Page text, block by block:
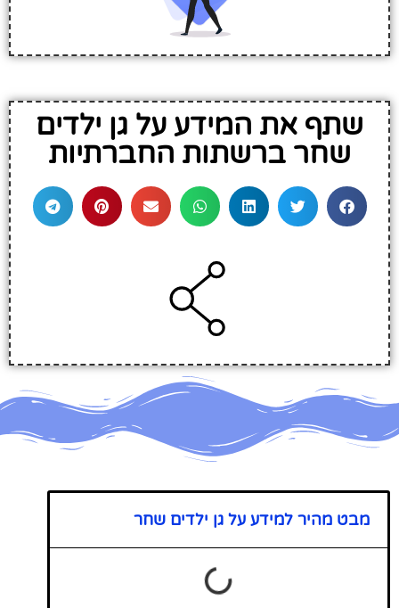
שתף את המידע על גן ילדים
שחר ברשתות החברתיות
מבט מהיר למידע על גן ילדים שחר